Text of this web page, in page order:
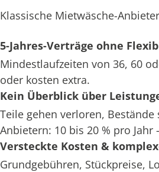
Klassische Mietwäsche-
5-Jahres-Verträge ohne
Mindestlaufzeiten von 36, 60
oder kosten extra.
Kein Überblick über
Teile gehen verloren,
Anbietern: 10 bis 20 % pro Jahr
Versteckte Kosten &
Grundgebühren, Stückpreise,